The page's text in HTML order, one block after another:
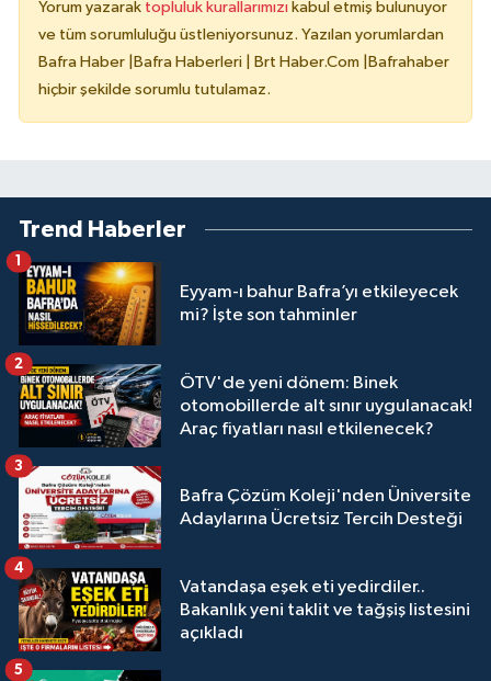
Yorum yazarak topluluk kurallarımızı kabul etmiş bulunuyor
ve tüm sorumluluğu üstleniyorsunuz. Yazılan yorumlardan
Bafra Haber |Bafra Haberleri | Brt Haber.Com |Bafrahaber
hiçbir şekilde sorumlu tutulamaz.
Trend Haberler
Eyyam-ı bahur Bafra’yı etkileyecek
mi? İşte son tahminler
1
ÖTV'de yeni dönem: Binek
otomobillerde alt sınır uygulanacak!
Araç fiyatları nasıl etkilenecek?
2
Bafra Çözüm Koleji'nden Üniversite
Adaylarına Ücretsiz Tercih Desteği
3
Vatandaşa eşek eti yedirdiler..
Bakanlık yeni taklit ve tağşiş listesini
açıkladı
4
5